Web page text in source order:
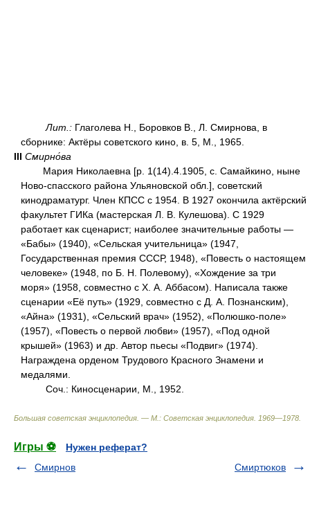
Лит.: Глаголева Н., Боровков В., Л. Смирнова, в
сборнике: Актёры советского кино, в. 5, М., 1965.
III Смирно́ва
Мария Николаевна [р. 1(14).4.1905, с. Самайкино, ныне
Ново-спасского района Ульяновской обл.], советский
кинодраматург. Член КПСС с 1954. В 1927 окончила актёрский
факультет ГИКа (мастерская Л. В. Кулешова). С 1929
работает как сценарист; наиболее значительные работы —
«Бабы» (1940), «Сельская учительница» (1947,
Государственная премия СССР, 1948), «Повесть о настоящем
человеке» (1948, по Б. Н. Полевому), «Хождение за три
моря» (1958, совместно с Х. А. Аббасом). Написала также
сценарии «Её путь» (1929, совместно с Д. А. Познанским),
«Айна» (1931), «Сельский врач» (1952), «Полюшко-поле»
(1957), «Повесть о первой любви» (1957), «Под одной
крышей» (1963) и др. Автор пьесы «Подвиг» (1974).
Награждена орденом Трудового Красного Знамени и
медалями.
Соч.: Киносценарии, М., 1952.
Большая советская энциклопедия. — М.: Советская энциклопедия 1969—1978
Игры ⚽
Нужен реферат?
Смирнов
Смиртюков